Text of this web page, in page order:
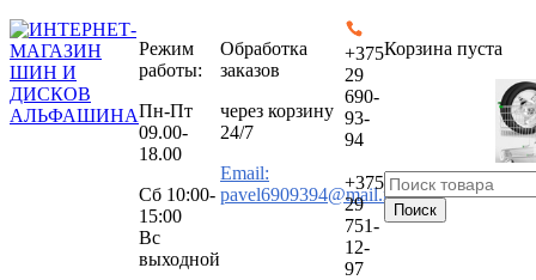
Режим
работы:
Пн-Пт
09.00-
18.00
Сб 10:00-
15:00
Вс
выходной
Обработка
заказов
через корзину
24/7
Email:
pavel6909394@mail.ru
+375
29
690-
93-
94
+375
29
751-
12-
97
Корзина пуста
Поиск